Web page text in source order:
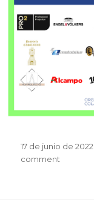
Posted
on
17 de junio de 2022
comment